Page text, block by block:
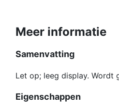
Meer informatie
Samenvatting
Let op; leeg display. Wordt
Eigenschappen